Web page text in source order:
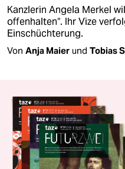
Kanzlerin Angela Merkel
offenhalten“. Ihr Vize
Einschüchterung.
Von Anja Maier und Tobias